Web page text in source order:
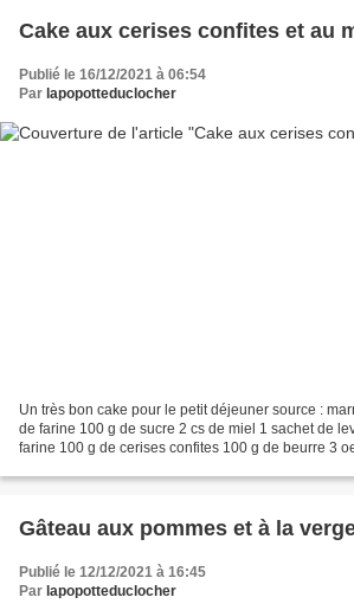
Cake aux cerises confites et au
Publié le 16/12/2021 à 06:54
Par lapopotteduclocher
Un très bon cake pour le petit déjeuner source :
de farine 100 g de sucre 2 cs de miel 1 sachet de
farine 100 g de cerises confites 100 g de beurre 3
Gâteau aux pommes et à la
Publié le 12/12/2021 à 16:45
Par lapopotteduclocher